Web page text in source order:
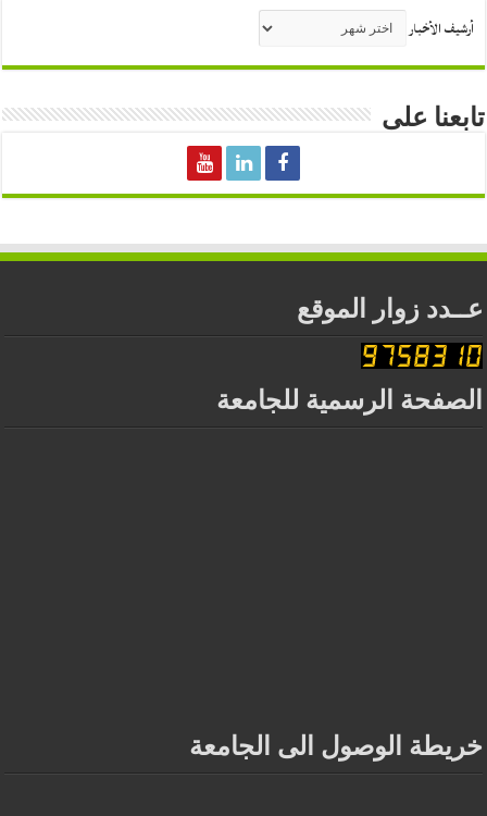
أرشيف الأخبار
تابعنا على
عــدد زوار الموقع
الصفحة الرسمية للجامعة
خريطة الوصول الى الجامعة